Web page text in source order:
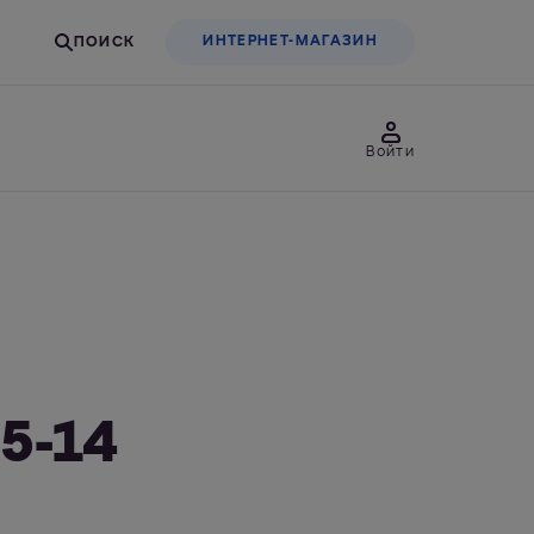
ИНТЕРНЕТ-МАГАЗИН
Войти
14